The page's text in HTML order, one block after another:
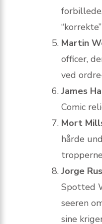
Martin
officer,
ved
James
Comic
Mort
hårde
Jorge
Spotted
seeren
sine